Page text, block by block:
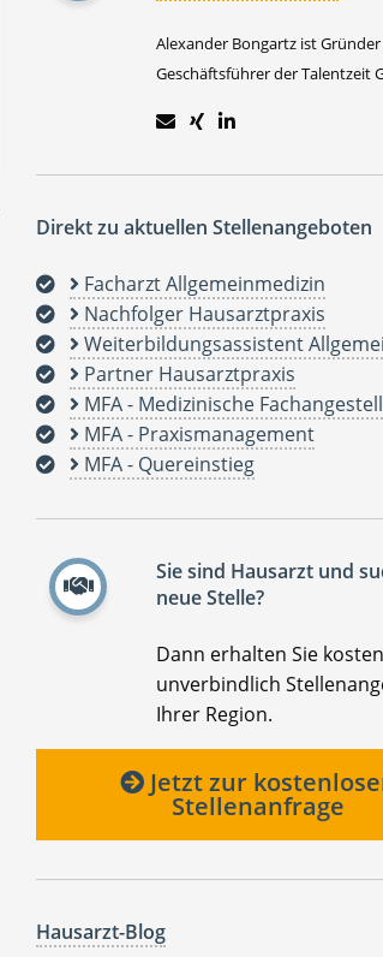
Alexander Bongartz ist
Geschäftsführer der Talentzeit
Direkt zu aktuellen Stellenangeboten
Facharzt Allgemeinmedizin
Nachfolger Hausarztpraxis
Weiterbildungsassistent
Partner Hausarztpraxis
MFA - Medizinische
MFA - Praxismanagement
MFA - Quereinstieg
Sie sind Hausarzt und
neue Stelle?
Dann erhalten Sie
unverbindlich
Ihrer Region.
Jetzt zur
Stellenanfrage
Hausarzt-Blog